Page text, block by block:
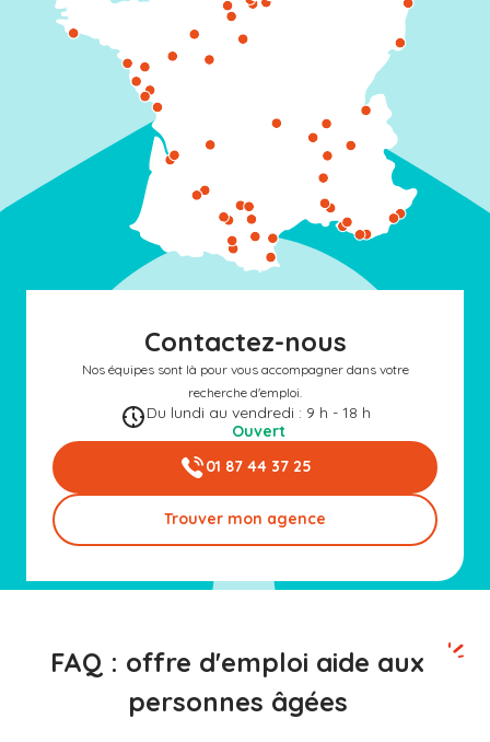
Contactez-nous
Nos équipes sont là pour vous accompagner dans votre
recherche d'emploi.
Du lundi au vendredi : 9 h - 18 h
Ouvert
01 87 44 37 25
Trouver mon agence
FAQ : offre d'emploi aide aux
personnes âgées